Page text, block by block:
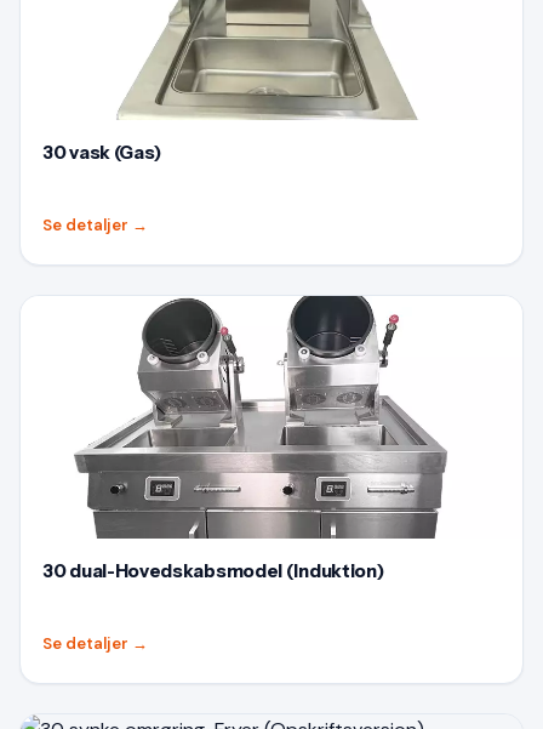
30 vask (Gas)
Se detaljer →
30 dual-Hovedskabsmodel (Induktion)
Se detaljer →